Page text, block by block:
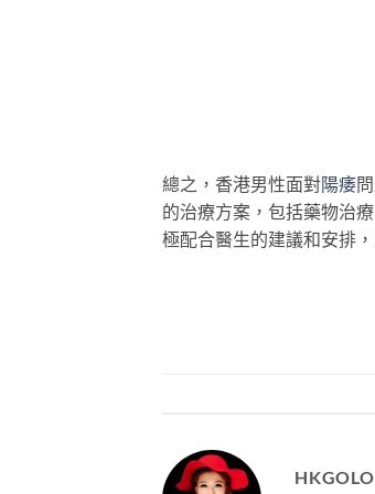
總之，香港男性面對陽痿
的治療方案，包括藥物治
極配合醫生的建議和安排